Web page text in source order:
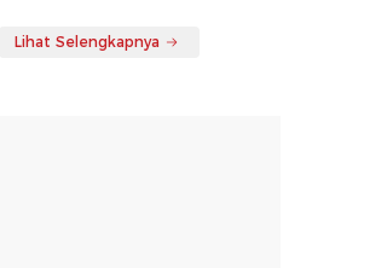
Lihat Selengkapnya